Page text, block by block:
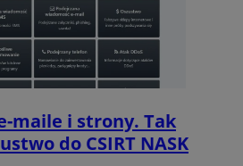
maile i strony. Tak
do CSIRT NASK